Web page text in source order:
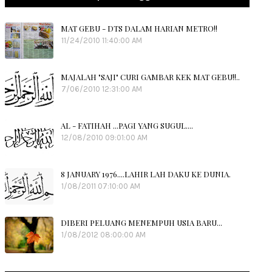
MAT GEBU - DTS DALAM HARIAN METRO!!
11/24/2010 11:40:00 AM
MAJALAH "SAJI" CURI GAMBAR KEK MAT GEBU!!..
7/06/2010 12:31:00 AM
AL - FATIHAH ...PAGI YANG SUGUL....
12/08/2010 09:01:00 AM
8 JANUARY 1976....LAHIR LAH DAKU KE DUNIA.
1/08/2011 07:10:00 AM
DIBERI PELUANG MENEMPUH USIA BARU...
1/08/2012 08:00:00 AM